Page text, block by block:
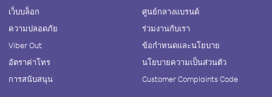
เว็บบล็อก
ความปลอดภัย
Viber Out
อัตราค่าโทร
การสนับสนุน
ศูนย์กลางแบรนด์
ร่วมงานกับเรา
ข้อกำหนดและนโยบาย
นโยบายความเป็นส่วนตัว
Customer Complaints Code